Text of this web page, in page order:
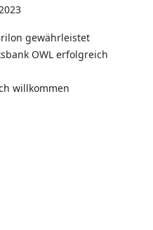
gewährleistet
OWL erfolgreich
willkommen